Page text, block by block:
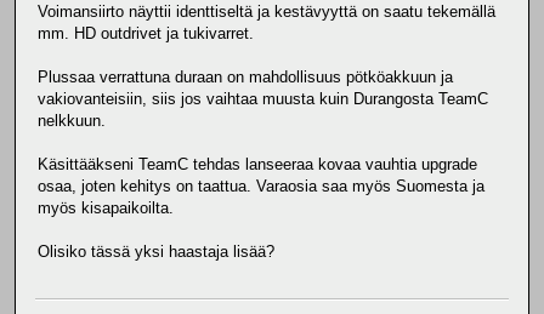
Voimansiirto näyttii identtiseltä ja kestävyyttä on saatu tekemällä
mm. HD outdrivet ja tukivarret.
Plussaa verrattuna duraan on mahdollisuus pötköakkuun ja
vakiovanteisiin, siis jos vaihtaa muusta kuin Durangosta TeamC
nelkkuun.
Käsittääkseni TeamC tehdas lanseeraa kovaa vauhtia upgrade
osaa, joten kehitys on taattua. Varaosia saa myös Suomesta ja
myös kisapaikoilta.
Olisiko tässä yksi haastaja lisää?